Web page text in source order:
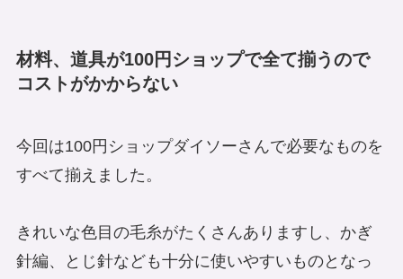
材料、道具が100円ショップで全て揃うので
コストがかからない
今回は100円ショップダイソーさんで必要なものを
すべて揃えました。
きれいな色目の毛糸がたくさんありますし、かぎ
針編、とじ針なども十分に使いやすいものとなっ